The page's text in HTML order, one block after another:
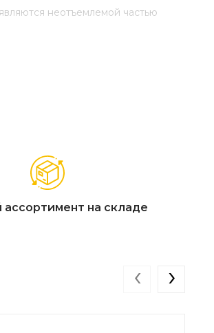
неотъемлемой частью
ассортимент на складе
‹ ›